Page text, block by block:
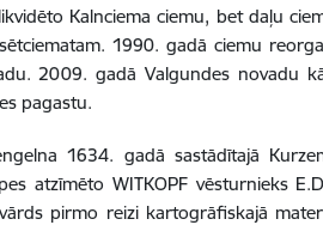
Kalnciema ciemu, bet daļu
1990. gadā ciemu
2009. gadā Valgundes novadu
pagastu.
1634. gadā sastādītajā
atzīmēto WITKOPF vēsturnieks
pirmo reizi kartogrāfiskajā